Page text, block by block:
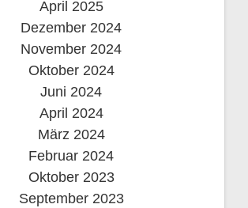
April 2025
Dezember 2024
November 2024
Oktober 2024
Juni 2024
April 2024
März 2024
Februar 2024
Oktober 2023
September 2023